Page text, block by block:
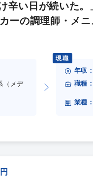
辛い日が続いた
ーの調理師・メ
（メデ
現職
年収：
職種：
業種：